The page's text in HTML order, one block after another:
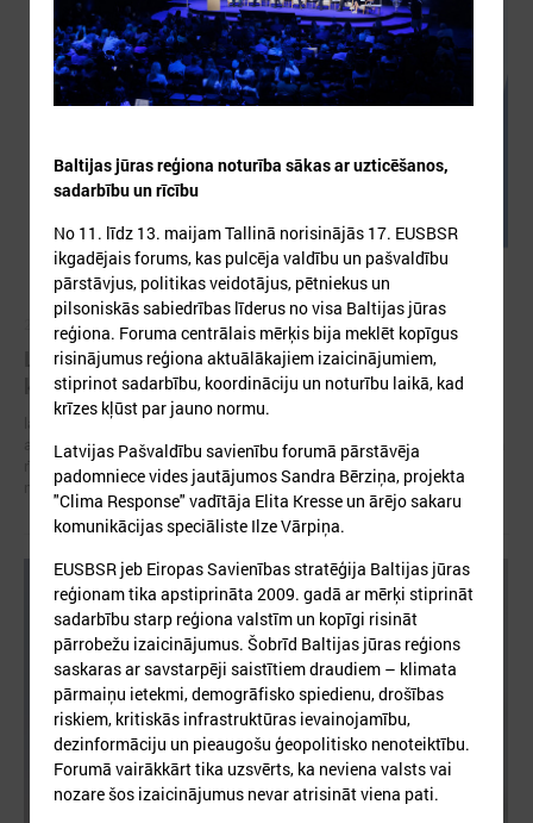
2026. gada 05. augusts
LPS aicina piedalīties seminārā “Stiprinot vietējās
kopienas krīzē" 11. augustā, Cēsīs
latvijas Pašvaldību savienība sadarbībā ar Cēsu novada pašvaldību
aicina piedalīties seminārā “Stiprinot vietējās kopienas krīzē: proaktīva
rīcība un pieredzes apmaiņa starp Ukrainas un ES pašvaldībām”, kas
notiks šī gada 11.augustā no plkst.10.00 līdz 15.30
Baltijas jūras reģiona noturība sākas ar uzticēšanos,
sadarbību un rīcību
No 11. līdz 13. maijam Tallinā norisinājās 17. EUSBSR
ikgadējais forums, kas pulcēja valdību un pašvaldību
pārstāvjus, politikas veidotājus, pētniekus un
pilsoniskās sabiedrības līderus no visa Baltijas jūras
reģiona. Foruma centrālais mērķis bija meklēt kopīgus
risinājumus reģiona aktuālākajiem izaicinājumiem,
stiprinot sadarbību, koordināciju un noturību laikā, kad
krīzes kļūst par jauno normu.
Latvijas Pašvaldību savienību forumā pārstāvēja
padomniece vides jautājumos Sandra Bērziņa, projekta
"Clima Response" vadītāja Elita Kresse un ārējo sakaru
komunikācijas speciāliste Ilze Vārpiņa.
EUSBSR jeb Eiropas Savienības stratēģija Baltijas jūras
reģionam tika apstiprināta 2009. gadā ar mērķi stiprināt
sadarbību starp reģiona valstīm un kopīgi risināt
pārrobežu izaicinājumus. Šobrīd Baltijas jūras reģions
saskaras ar savstarpēji saistītiem draudiem – klimata
pārmaiņu ietekmi, demogrāfisko spiedienu, drošības
riskiem, kritiskās infrastruktūras ievainojamību,
dezinformāciju un pieaugošu ģeopolitisko nenoteiktību.
Forumā vairākkārt tika uzsvērts, ka neviena valsts vai
nozare šos izaicinājumus nevar atrisināt viena pati.